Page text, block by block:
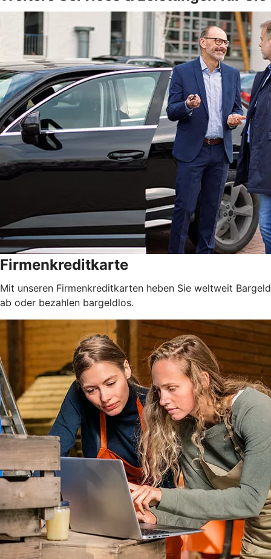
Firmenkreditkarte
Mit unseren Firmenkreditkarten heben Sie weltweit Bargeld
ab oder bezahlen bargeldlos.